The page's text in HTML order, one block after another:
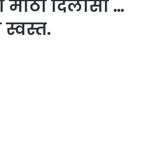
मोठा दिलासा …
स्वस्त.